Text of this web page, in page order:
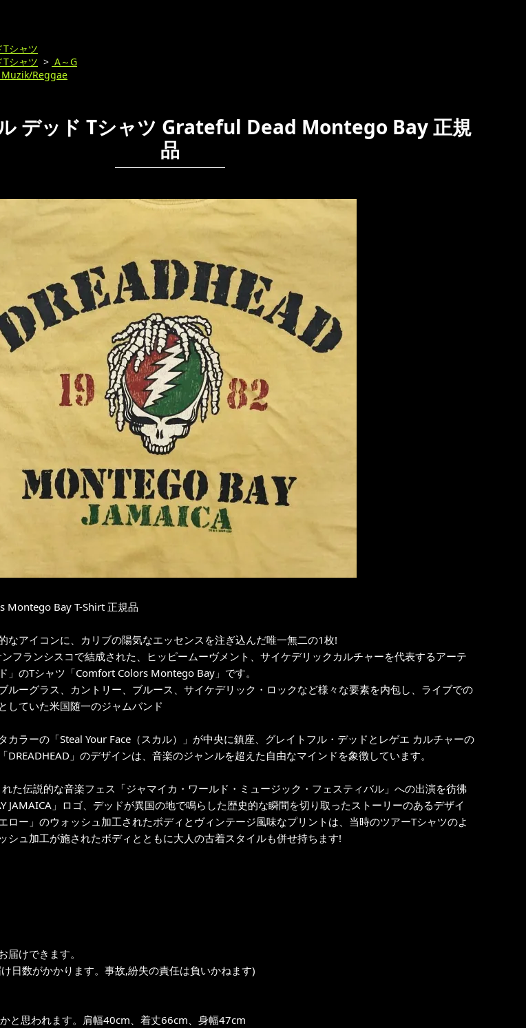
Tシャツ
Tシャツ > A～G
Muzik/Reggae
デッド Tシャツ Grateful Dead Montego Bay 正規
品
Montego Bay T-Shirt 正規品
なアイコンに、カリブの陽気なエッセンスを注ぎ込んだ唯一無二の1枚!
フランシスコで結成された、ヒッピームーヴメント、サイケデリックカルチャーを代表するアーテ
」のTシャツ「Comfort Colors Montego Bay」です。
ルーグラス、カントリー、ブルース、サイケデリック・ロックなど様々な要素を内包し、ライブでの
していた米国随一のジャムバンド
カラーの「Steal Your Face（スカル）」が中央に鎮座、グレイトフル・デッドとレゲエ カルチャーの
DREADHEAD」のデザインは、音楽のジャンルを超えた自由なマインドを象徴しています。
た伝説的な音楽フェス「ジャマイカ・ワールド・ミュージック・フェスティバル」への出演を彷彿
JAMAICA」ロゴ、デッドが異国の地で鳴らした歴史的な瞬間を切り取ったストーリーのあるデザイ
ロー」のウォッシュ加工されたボディとヴィンテージ風味なプリントは、当時のツアーTシャツのよ
シュ加工が施されたボディとともに大人の古着スタイルも併せ持ちます!
届けできます。
日数がかかります。事故,紛失の責任は負いかねます)
と思われます。肩幅40cm、着丈66cm、身幅47cm